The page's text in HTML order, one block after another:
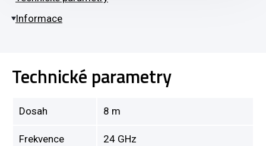
Informace
Technické parametry
Dosah 8 m
Frekvence 24 GHz